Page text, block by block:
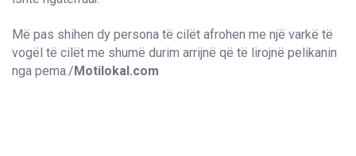
Më pas shihen dy persona të cilët afrohen me një varkë të
vogël të cilët me shumë durim arrijnë që të lirojnë pelikanin
nga pema./Motilokal.com